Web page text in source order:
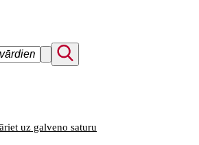
uz galveno saturu